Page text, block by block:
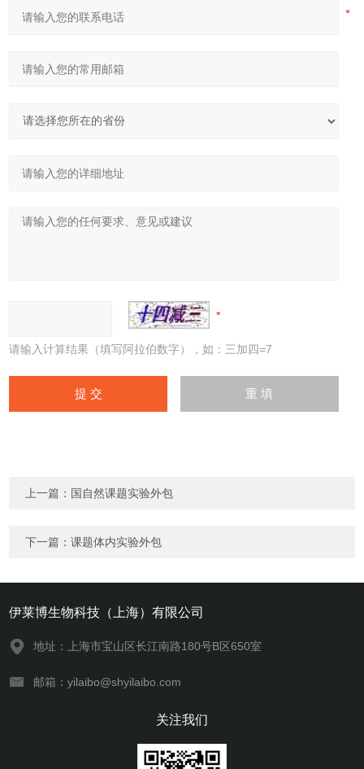
请输入计算结果（填写阿拉伯数字），如：三加四=7
上一篇： 国自然课题实验外包
下一篇：课题体内实验外包
伊莱博生物科技（上海）有限公司
地址：上海市宝山区长江南路180号B区650室
邮箱：yilaibo@shyilaibo.com
关注我们